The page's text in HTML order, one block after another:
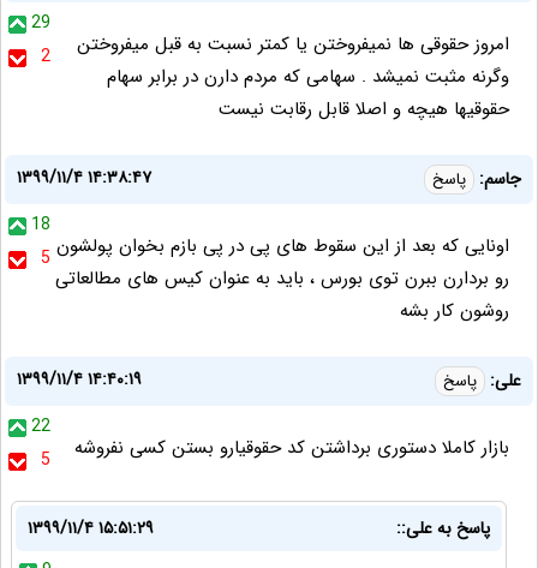
29
2
امروز حقوقی ها نمیفروختن یا کمتر نسبت به قبل میفروختن
وگرنه مثبت نمیشد . سهامی که مردم دارن در برابر سهام
حقوقیها هیچه و اصلا قابل رقابت نیست
جاسم: پاسخ
۱۳۹۹/۱۱/۴ ۱۴:۳۸:۴۷
18
5 اونایی که بعد از این سقوط های پی در پی بازم بخوان پولشون
رو بردارن ببرن توی بورس ، باید به عنوان کیس های مطالعاتی
روشون کار بشه
علی: پاسخ
۱۳۹۹/۱۱/۴ ۱۴:۴۰:۱۹
22
5
بازار کاملا دستوری برداشتن کد حقوقیارو بستن کسی نفروشه
پاسخ به علی::
۱۳۹۹/۱۱/۴ ۱۵:۵۱:۲۹